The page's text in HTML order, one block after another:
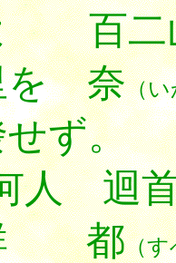
百二
を 奈（い
ず。
迴首
都（す